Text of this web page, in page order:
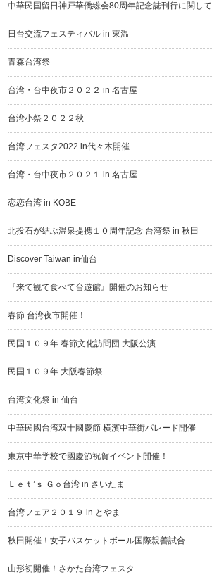
中華民国留日神戸華僑総会80周年記念誌刊行に関して
日台交流フェスティバル in 東温
青森台湾祭
台湾・台中夜市２０２２ in 名古屋
台湾小祭２０２２秋
台湾フェスタ2022 in代々木開催
台湾・台中夜市２０２１ in 名古屋
恋恋台湾 in KOBE
北投石が結ぶ温泉提携１０周年記念 台湾祭 in 秋田
Discover Taiwan in仙台
『来て観て食べて台遊館』開催のお知らせ
春節 台湾夜市開催！
民国１０９年 春節文化訪問団 大阪公演
民国１０９年 大阪春節祭
台湾文化祭 in 仙台
中華民國台湾双十國慶節 横濱中華街パレード開催
東京中華学校で國慶節祝賀イベント開催！
Ｌｅｔ’ｓ Ｇｏ台湾 in さいたま
台湾フェア２０１９ in とやま
秋田開催！女子バスケットボール国際親善試合
山形初開催！さかた台湾フェスタ